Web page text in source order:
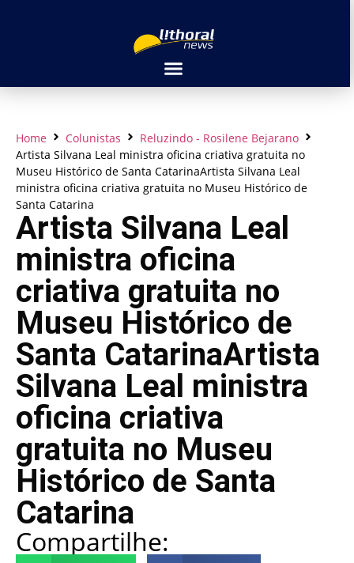
Home Colunistas
Reluzindo - Rosilene Bejarano
Artista Silvana Leal ministra oficina criativa gratuita no
Museu Histórico de Santa CatarinaArtista Silvana Leal
ministra oficina criativa gratuita no Museu Histórico de
Santa Catarina
Artista Silvana Leal
ministra oficina
criativa gratuita no
Museu Histórico de
Santa CatarinaArtista
Silvana Leal ministra
oficina criativa
gratuita no Museu
Histórico de Santa
Catarina
Compartilhe: